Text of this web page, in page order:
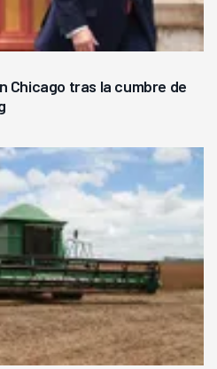
Chicago tras la cumbre de